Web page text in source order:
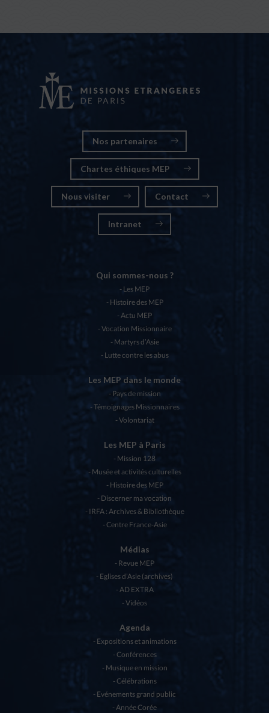
Nos partenaires
Chartes éthiques MEP
Nous visiter Contact
Intranet
Qui sommes-nous ?
Les MEP
Histoire des MEP
Actu MEP
Vocation Missionnaire
Martyrs d’Asie
Lutte contre les abus
Les MEP dans le monde
Pays de mission
Témoignages Missionnaires
Volontariat
Les MEP à Paris
Mission 128
Musée et activités culturelles
Histoire des MEP
Discerner ma vocation
IRFA : Archives & Bibliothèque
Centre France-Asie
Médias
Revue MEP
Eglises d’Asie (archives)
AD EXTRA
Vidéos
Agenda
Expositions et animations
Conférences
Musique en mission
Célébrations
Evénements grand public
Année Corée